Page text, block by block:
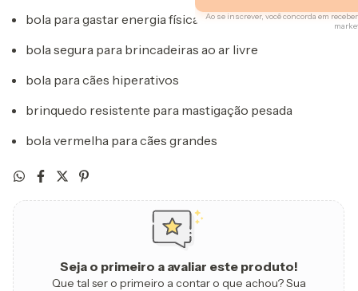
Ao se inscrever, você concorda em
Regras
navegação e para
bola para gastar energia física
bola segura para brincadeiras ao ar livre
bola para cães hiperativos
brinquedo resistente para mastigação pesada
bola vermelha para cães grandes
Seja o primeiro a avaliar este produto!
Que tal ser o primeiro a contar o que achou? Sua